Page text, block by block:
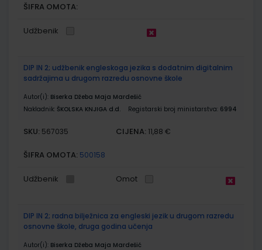
ŠIFRA OMOTA:
Udžbenik
DIP IN 2; udžbenik engleskoga jezika s dodatnim digitalnim
sadržajima u drugom razredu osnovne škole
Autor(i): Biserka Džeba Maja Mardešić
Nakladnik: ŠKOLSKA KNJIGA d.d. Registarski broj ministarstva: 6994
SKU: 567035 CIJENA: 11,88 €
ŠIFRA OMOTA: 500158
Udžbenik Omot
DIP IN 2; radna bilježnica za engleski jezik u drugom razredu
osnovne škole, druga godina učenja
Autor(i): Biserka Džeba Maja Mardešić